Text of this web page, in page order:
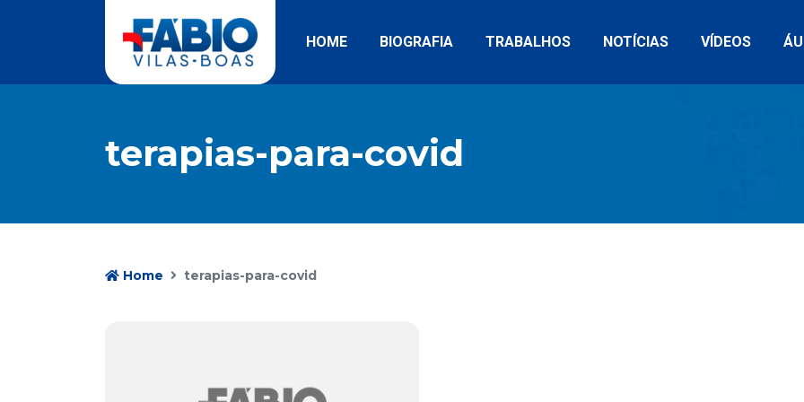
HOME BIOGRAFIA TRABALHOS NOTÍCIAS VÍDEOS
terapias-para-covid
Home terapias-para-covid